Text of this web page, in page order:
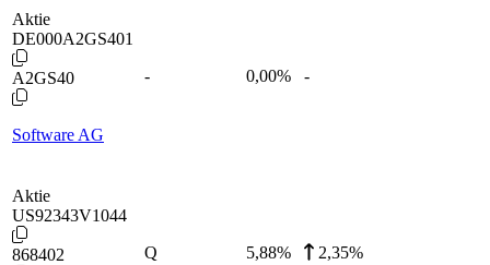
Aktie
DE000A2GS401
A2GS40
Software AG
- 0,00% -
Aktie
US92343V1044
868402 Q 5,88% 2,35%